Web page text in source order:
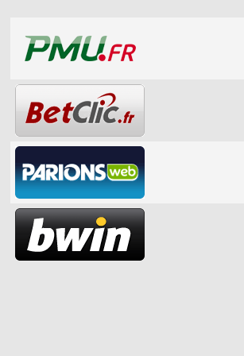
LES STADES
HISTORIQUE
COUPE DES CONFÉDÉRATIONS